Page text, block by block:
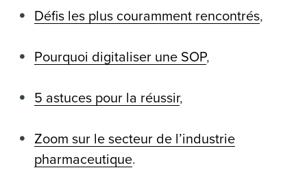
Défis les plus couramment rencontrés,
Pourquoi digitaliser une SOP,
5 astuces pour la réussir,
Zoom sur le secteur de l’industrie
pharmaceutique.